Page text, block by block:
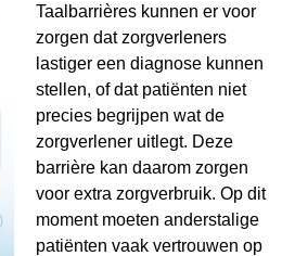
Taalbarrières kunnen er voor
zorgen dat zorgverleners
lastiger een diagnose kunnen
stellen, of dat patiënten niet
precies begrijpen wat de
zorgverlener uitlegt. Deze
barrière kan daarom zorgen
voor extra zorgverbruik. Op dit
moment moeten anderstalige
patiënten vaak vertrouwen op